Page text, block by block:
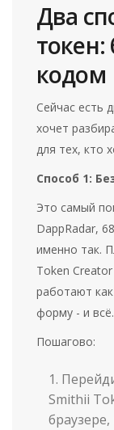
Два
токен:
кодом
Сейчас есть
хочет
для тех, кто
Способ 1:
Это самый
DappRadar,
именно так.
Token
работают
форму - и всё.
Пошагово:
Smithii